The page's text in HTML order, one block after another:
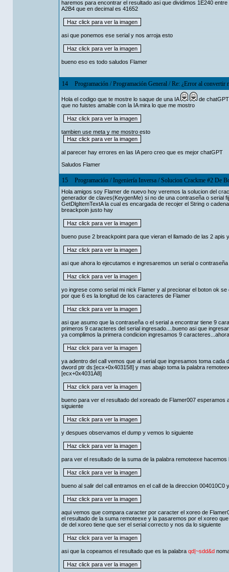
haremos para encontrar el resultado asi que dividimos 1E240
A2B4 que en decimal es 41652
asi que ponemos ese serial y nos arroja esto
bueno eso es todo saludos Flamer
14 Programación/Programación General/Re: ¿Error al convertir
Hola el codigo que te mostre lo saque de una IA
de
que no fuistes amable con la IA mira lo que me mostro
tambien use meta y me mostro esto
al parecer hay errores en las IA pero creo que es mejor chatGPT
Saludos Flamer
15 Programación/Ingeniería Inversa/Solucion Crackme #2 De
Hola amigos soy Flamer de nuevo hoy veremos la solucion del
generador de claves(KeygenMe) si no de una contraseña o serial
GetDlgItemTextA la cual es encargada de recojer el String o
breackpoin justo hay
bueno puse 2 breackpoint para que vieran el llamado de las 2
asi que ahora lo ejecutamos e ingresaremos un serial o contraseña
yo ingrese como serial mi nick Flamer y al precionar el boton ok
por que 6 es la longitud de los caracteres de Flamer
asi que asumo que la contraseña o el serial a encontrar tiene 9
primeros 9 caracteres del serial ingresado....bueno asi que
ya complimos la primera condicion ingresamos 9
ya adentro del call vemos que al serial que ingresamos toma
dword ptr ds:[ecx+0x403158] y mas abajo toma la palabra
[ecx+0x4031A8]
bueno para ver el resultado del xoreado de Flamer007
siguiente
y despues observamos el dump y vemos lo siguiente
para ver el resultado de la suma de la palabra remoteexe hacemos
bueno al salir del call entramos en el call de la direccion 004010C0
aqui vemos que compara caracter por caracter el xoreo de
el resultado de la suma remoteexe y la pasaremos por el xoreo
de del xoreo tiene que ser el serial correcto y nos da lo siguiente
asi que la copeamos el resultado que es la palabra qd|~sdd&d